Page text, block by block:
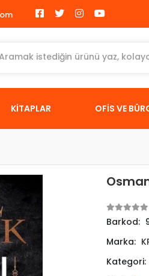
KİTAPLAR OFİS VE
Barkod:
Marka:
Kategori: